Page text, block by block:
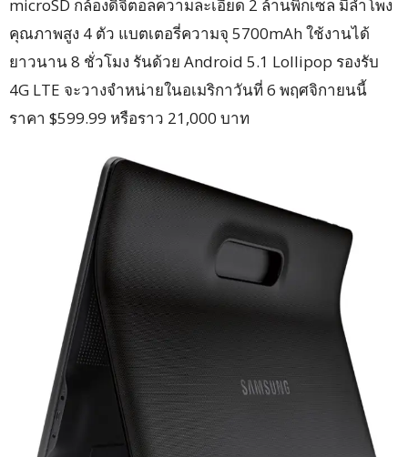
microSD กล้องดิจิตอลความละเอียด 2 ล้านพิกเซล มีลำโพง
คุณภาพสูง 4 ตัว แบตเตอรี่ความจุ 5700mAh ใช้งานได้
ยาวนาน 8 ชั่วโมง รันด้วย Android 5.1 Lollipop รองรับ
4G LTE จะวางจำหน่ายในอเมริกาวันที่ 6 พฤศจิกายนนี้
ราคา $599.99 หรือราว 21,000 บาท